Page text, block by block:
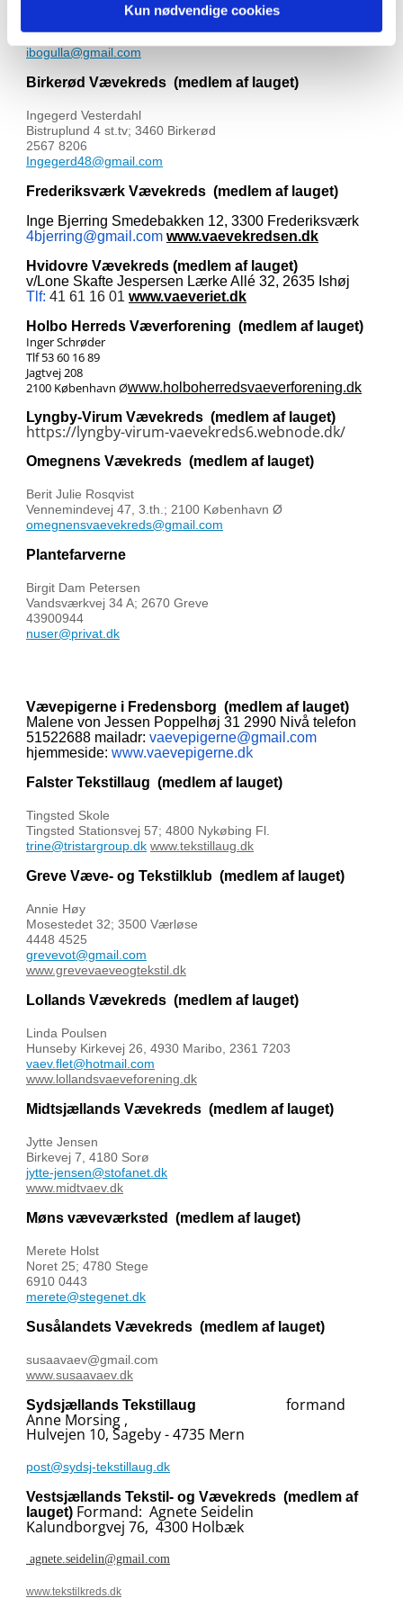
Kun nødvendige cookies
4465 5804
ibogulla@gmail.com
Birkerød Vævekreds (medlem af lauget)
Ingegerd Vesterdahl
Bistruplund 4 st.tv; 3460 Birkerød
2567 8206
Ingegerd48@gmail.com
Frederiksværk Vævekreds (medlem af lauget)
nge Bjerring Smedebakken 12, 3300 Frederiksværk
4bjerring@gmail.com www.vaevekredsen.dk
Hvidovre Vævekreds (medlem af lauget)
v/Lone Skafte Jespersen Lærke Allé 32, 2635 Ishøj
Tlf: 41 61 16 01 www.vaeveriet.dk
Holbo Herreds Væverforening (medlem af lauget)
Inger Schrøder
Tlf 53 60 16 89
Jagtvej 208
2100 København Øwww.holboherredsvaeverforening.dk
Lyngby-Virum Vævekreds (medlem af lauget)
https://lyngby-virum-vaevekreds6.webnode.dk/
Omegnens Vævekreds (medlem af lauget)
Berit Julie Rosqvist
Vennemindevej 47, 3.th.; 2100 København Ø
omegnensvaevekreds@gmail.com
Plantefarverne
Birgit Dam Petersen
Vandsværkvej 34 A; 2670 Greve
43900944
nuser@privat.dk
Vævepigerne i Fredensborg (medlem af lauget)
Malene von Jessen Poppelhøj 31 2990 Nivå telefon
51522688 mailadr: vaevepigerne@gmail.com
hjemmeside: www.vaevepigerne.dk
Falster Tekstillaug (medlem af lauget)
Tingsted Skole
Tingsted Stationsvej 57; 4800 Nykøbing Fl.
trine@tristargroup.dk www.tekstillaug.dk
Greve Væve- og Tekstilklub (medlem af lauget)
Annie Høy
Mosestedet 32; 3500 Værløse
4448 4525
grevevot@gmail.com
www.grevevaeveogtekstil.dk
Lollands Vævekreds (medlem af lauget)
Linda Poulsen
Hunseby Kirkevej 26, 4930 Maribo, 2361 7203
vaev.flet@hotmail.com
www.lollandsvaeveforening.dk
Midtsjællands Vævekreds (medlem af lauget)
Jytte Jensen
Birkevej 7, 4180 Sorø
jytte-jensen@stofanet.dk
www.midtvaev.dk
Møns væveværksted (medlem af lauget)
Merete Holst
Noret 25; 4780 Stege
6910 0443
merete@stegenet.dk
Susålandets Vævekreds (medlem af lauget)
susaavaev@gmail.com
www.susaavaev.dk
Sydsjællands Tekstillaug formand
Anne Morsing ,
Hulvejen 10, Sageby - 4735 Mern
post@sydsj-tekstillaug.dk
Vestsjællands Tekstil- og Vævekreds (medlem af
lauget) Formand: Agnete Seidelin
Kalundborgvej 76, 4300 Holbæk
agnete.seidelin@gmail.com
www.tekstilkreds.dk